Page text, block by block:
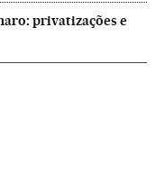
privatizações e